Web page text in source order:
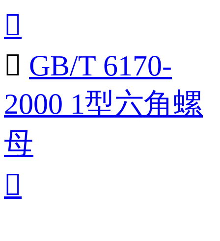

 GB/T 6170-
2000 1型六角螺
母
